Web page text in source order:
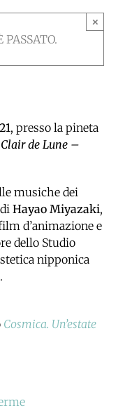
PASSATO.
×
, presso la pineta
Clair de Lune –
musiche dei
Hayao Miyazaki,
d’animazione e
dello Studio
nipponica
Cosmica. Un’estate